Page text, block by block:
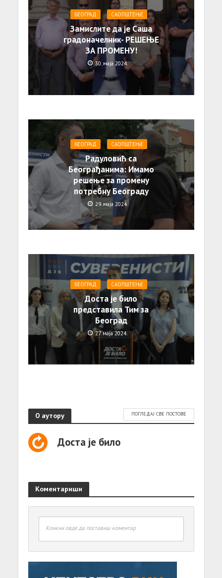
БЕОГРАД САОПШТЕЊE
Замислите да је Саша
градоначелник- РЕШЕЊЕ
ЗА ПРОМЕНУ!
30. маја 2024.
БЕОГРАД САОПШТЕЊE
Радуловић са
Београђанима: Имамо
решење за промену
потребну Београду
29. маја 2024.
БЕОГРАД САОПШТЕЊE
Доста је било
представила Тим за
Београд
27. маја 2024.
О аутору ПОГЛЕДАЈ СВЕ ПОСТОВЕ
Доста је било
Коментариши
Кликни овде да поставиш коментар